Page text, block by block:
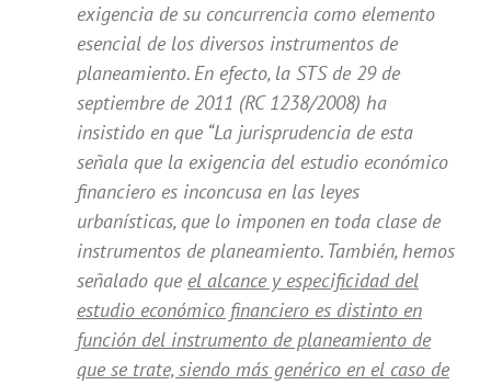
exigencia de su concurrencia como elemento
esencial de los diversos instrumentos de
planeamiento. En efecto, la STS de 29 de
septiembre de 2011 (RC 1238/2008) ha
insistido en que “La jurisprudencia de esta
señala que la exigencia del estudio económico
financiero es inconcusa en las leyes
urbanísticas, que lo imponen en toda clase de
instrumentos de planeamiento. También, hemos
señalado que el alcance y especificidad del
estudio económico financiero es distinto en
función del instrumento de planeamiento de
que se trate, siendo más genérico en el caso de